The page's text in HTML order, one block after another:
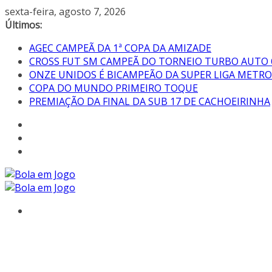
sexta-feira, agosto 7, 2026
Últimos:
AGEC CAMPEÃ DA 1ª COPA DA AMIZADE
CROSS FUT SM CAMPEÃ DO TORNEIO TURBO AUTO
ONZE UNIDOS É BICAMPEÃO DA SUPER LIGA
COPA DO MUNDO PRIMEIRO TOQUE
PREMIAÇÃO DA FINAL DA SUB 17 DE CACHOEIRINHA